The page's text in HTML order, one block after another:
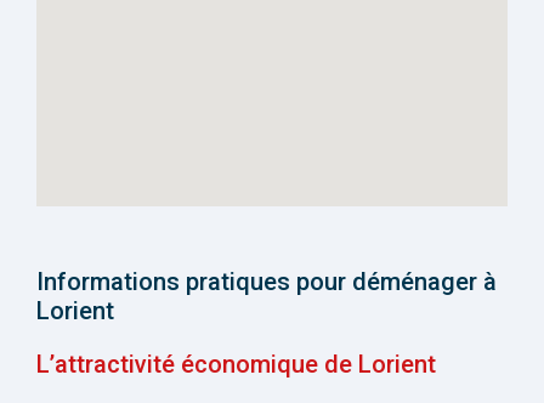
Informations pratiques pour déménager à
Lorient
L’attractivité économique de Lorient